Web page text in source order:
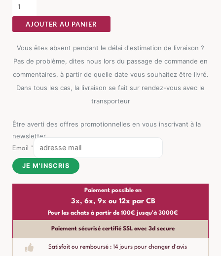
Manger
Anthracite
Ixia
AJOUTER AU PANIER
Vous êtes absent pendant le délai d'estimation de livraison ?
Pas de problème, dites nous lors du passage de commande en
commentaires, à partir de quelle date vous souhaitez être livré.
Dans tous les cas, la livraison se fait sur rendez-vous avec le
transporteur
Être averti des offres promotionnelles en vous inscrivant à la
newsletter
Email *
JE M'INSCRIS
Paiement possible en
3x, 6x, 9x ou 12x par CB
Pour les achats à partir de 100€ jusqu'à 3000€
Paiement sécurisé certifié SSL avec 3d secure
Satisfait ou remboursé : 14 jours pour changer d'avis